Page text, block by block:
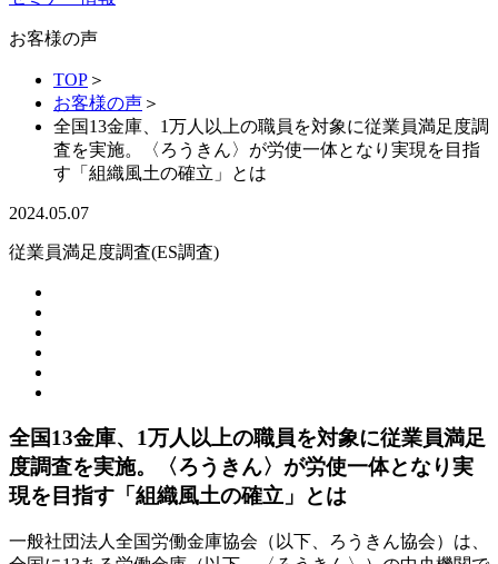
お客様の声
TOP ＞
お客様の声 ＞
全国13金庫、1万人以上の職員を対象に従業員満足度調
査を実施。〈ろうきん〉が労使一体となり実現を目指
す「組織風土の確立」とは
2024.05.07
従業員満足度調査(ES調査)
全国13金庫、1万人以上の職員を対象に従業員満足
度調査を実施。〈ろうきん〉が労使一体となり実
現を目指す「組織風土の確立」とは
一般社団法人全国労働金庫協会（以下、ろうきん協会）は、